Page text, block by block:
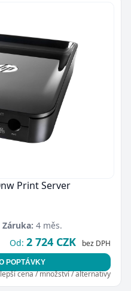
Print Server
Záruka: 4 měs.
Od: 2 724 CZK bez DPH
POPTÁVKY
lepší cena / množství / alternativy